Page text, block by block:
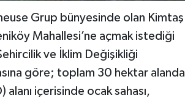
Grup bünyesinde olan Kimtaş
Mahallesi’ne açmak istediği
ve İklim Değişikliği
göre; toplam 30 hektar alanda
alanı içerisinde ocak sahası,